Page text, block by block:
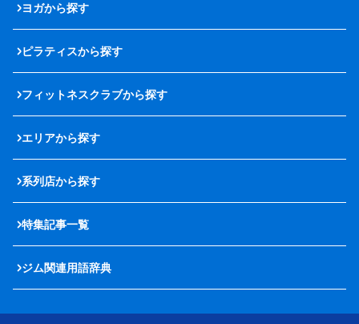
ヨガから探す
ピラティスから探す
フィットネスクラブから探す
エリアから探す
系列店から探す
特集記事一覧
ジム関連用語辞典